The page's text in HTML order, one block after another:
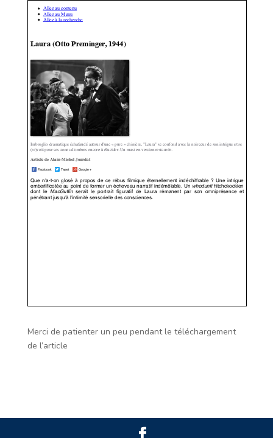
Merci de patienter un peu pendant le téléchargement
de l’article